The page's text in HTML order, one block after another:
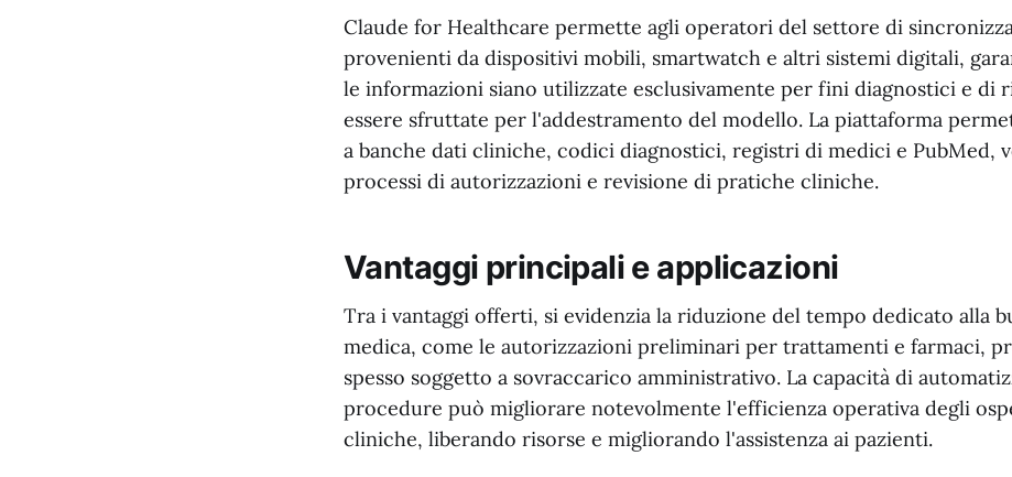
Claude for Healthcare permette agli operatori del settore di
provenienti da dispositivi mobili, smartwatch e altri sistemi digitali,
le informazioni siano utilizzate esclusivamente per fini diagnostici e di
essere sfruttate per l'addestramento del modello. La piattaforma
a banche dati cliniche, codici diagnostici, registri di medici e PubMed,
processi di autorizzazioni e revisione di pratiche cliniche.
Vantaggi principali e applicazioni
Tra i vantaggi offerti, si evidenzia la riduzione del tempo dedicato alla
medica, come le autorizzazioni preliminari per trattamenti e farmaci,
spesso soggetto a sovraccarico amministrativo. La capacità di
procedure può migliorare notevolmente l'efficienza operativa degli
cliniche, liberando risorse e migliorando l'assistenza ai pazienti.